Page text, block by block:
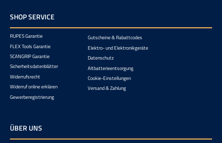
SHOP SERVICE
RUPES Garantie
FLEX Tools Garantie
SCANGRIP Garantie
Sicherheitsdatenblätter
Widerrufsrecht
Widerruf online erklären
Gewerberegistrierung
Gutscheine & Rabattcodes
Elektro- und Elektronikgeräte
Datenschutz
Altbatterieentsorgung
Cookie-Einstellungen
Versand & Zahlung
ÜBER UNS